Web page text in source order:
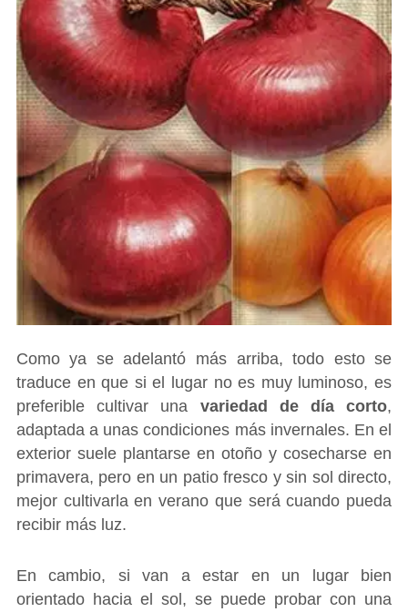
Como ya se adelantó más arriba, todo esto se
traduce en que si el lugar no es muy luminoso, es
preferible cultivar una variedad de día corto,
adaptada a unas condiciones más invernales. En el
exterior suele plantarse en otoño y cosecharse en
primavera, pero en un patio fresco y sin sol directo,
mejor cultivarla en verano que será cuando pueda
recibir más luz.
En cambio, si van a estar en un lugar bien
orientado hacia el sol, se puede probar con una